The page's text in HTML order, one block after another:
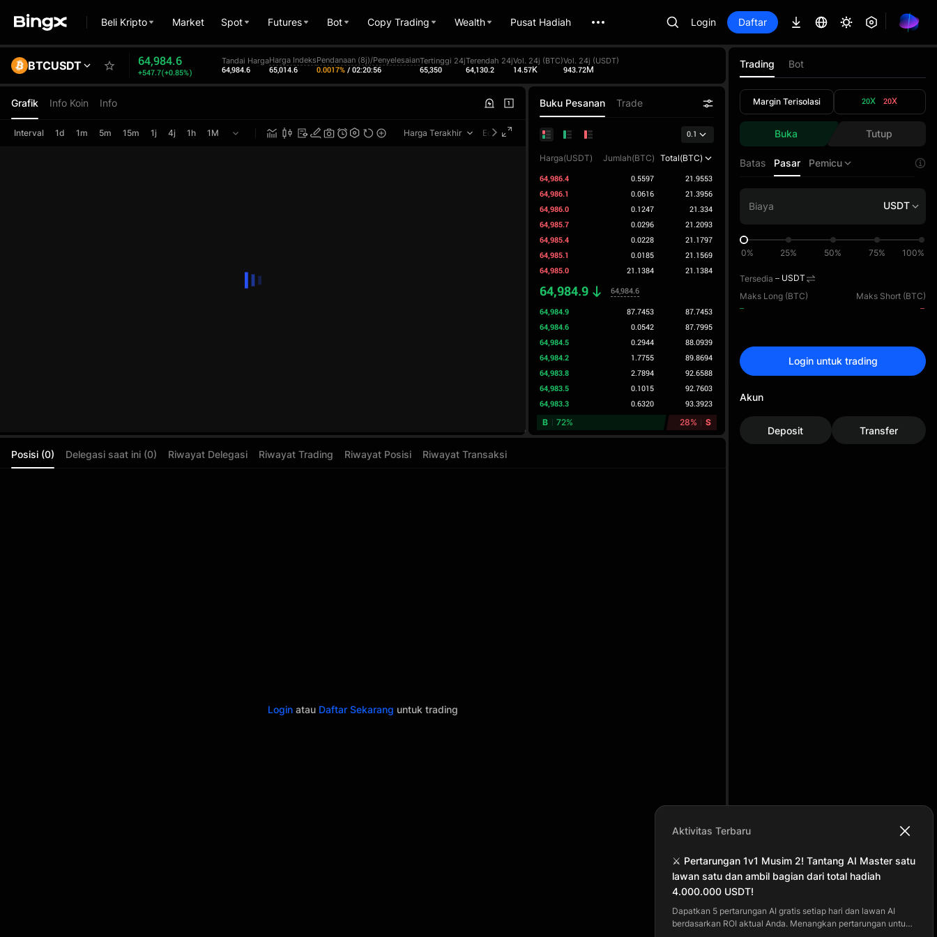
Beli Kripto Market Spot Futures Bot Copy Trading Wealth Pusat Hadiah Login Daftar
BTCUSDT 64,985.0
+554.1(+0.86%)
Tandai Harga
64,985.0
Harga Indeks
65,014.6
Pendanaan (8j)/Penyelesaian
0.0017% / 02:20:55
Tertinggi 24j
65,350.0
Terendah 24j
64,130.2
Vol. 24j (BTC)
14.57K
Vol. 24j (USDT)
943.92M
Grafik Info Koin Info
Interval 1d 1m 5m 15m 1j 4j 1h 1M Harga Terakhir Edisi Profesional
Buku Pesanan Trade
0.1
Harga(USDT) Jumlah(BTC) Total(BTC)
64,986.4
0.5597
21.9553
64,986.1
0.0616
21.3956
64,986.0
0.1247
21.334
64,985.7
0.0296
21.2093
64,985.4
0.0228
21.1797
64,985.1
0.0185
21.1569
64,985.0
21.1384 21.1384
64,984.9
64,985.0
64,984.9
87.7453
87.7453
64,984.6
0.0542
87.7995
64,984.5
0.2944
88.0939
64,984.2
1.7755
89.8694
64,983.8
2.7894
92.6588
64,983.5
0.1015
92.7603
64,983.3
0.6320
93.3923
B
72% 28% S
Trading Bot
Margin Terisolasi 20X 20X
Buka Tutup
Batas Pasar Pemicu
USDT
0% 25% 50% 75% 100%
Tersedia -- USDT
Maks Long (BTC)
--
Maks Short (BTC)
--
Login untuk trading
Akun
Deposit Transfer
Posisi (0) Delegasi saat ini (0) Riwayat Delegasi Riwayat Trading Riwayat Posisi Riwayat Transaksi
Login atau Daftar Sekarang untuk trading
Aktivitas Terbaru
⚔️ Pertarungan 1v1 Musim 2! Tantang AI Master satu
lawan satu dan ambil bagian dari total hadiah
4.000.000 USDT!
Dapatkan 5 pertarungan AI gratis setiap hari dan lawan AI
berdasarkan ROI aktual Anda. Menangkan pertarungan untuk